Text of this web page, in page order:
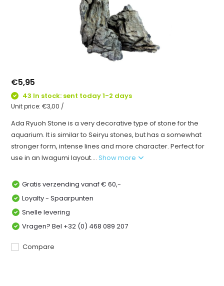
€5,95
43 In stock: sent today 1-2 days
Unit price:€3,00 /
Ada Ryuoh Stone is a very decorative type of stone for the
aquarium. It is similar to Seiryu stones, but has a somewhat
stronger form, intense lines and more character. Perfect for
use in an Iwagumi layout....Show more
Gratis verzending vanaf € 60,-
Loyalty - Spaarpunten
Snelle levering
Vragen? Bel +32 (0) 468 089 207
Compare